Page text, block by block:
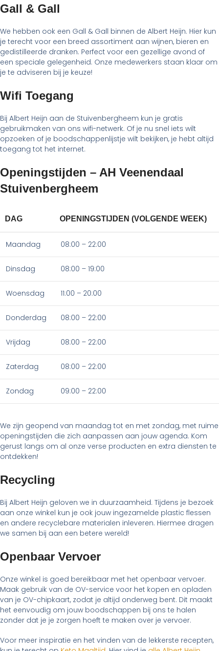
Gall & Gall
We hebben ook een Gall & Gall binnen de Albert Heijn. Hier kun
je terecht voor een breed assortiment aan wijnen, bieren en
gedistilleerde dranken. Perfect voor een gezellige avond of
een speciale gelegenheid. Onze medewerkers staan klaar om
je te adviseren bij je keuze!
Wifi Toegang
Bij Albert Heijn aan de Stuivenbergheem kun je gratis
gebruikmaken van ons wifi-netwerk. Of je nu snel iets wilt
opzoeken of je boodschappenlijstje wilt bekijken, je hebt altijd
toegang tot het internet.
Openingstijden – AH Veenendaal
Stuivenbergheem
DAG OPENINGSTIJDEN (VOLGENDE WEEK)
Maandag 08:00 – 22:00
Dinsdag 08:00 – 19:00
Woensdag 11:00 – 20:00
Donderdag 08:00 – 22:00
Vrijdag 08:00 – 22:00
Zaterdag 08:00 – 22:00
Zondag 09:00 – 22:00
We zijn geopend van maandag tot en met zondag, met ruime
openingstijden die zich aanpassen aan jouw agenda. Kom
gerust langs om al onze verse producten en extra diensten te
ontdekken!
Recycling
Bij Albert Heijn geloven we in duurzaamheid. Tijdens je bezoek
aan onze winkel kun je ook jouw ingezamelde plastic flessen
en andere recyclebare materialen inleveren. Hiermee dragen
we samen bij aan een betere wereld!
Openbaar Vervoer
Onze winkel is goed bereikbaar met het openbaar vervoer.
Maak gebruik van de OV-service voor het kopen en opladen
van je OV-chipkaart, zodat je altijd onderweg bent. Dit maakt
het eenvoudig om jouw boodschappen bij ons te halen
zonder dat je je zorgen hoeft te maken over je vervoer.
Voor meer inspiratie en het vinden van de lekkerste recepten,